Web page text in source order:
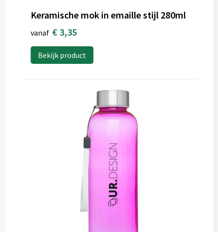
Keramische mok in emaille stijl 280ml
vanaf € 3,35
Bekijk product